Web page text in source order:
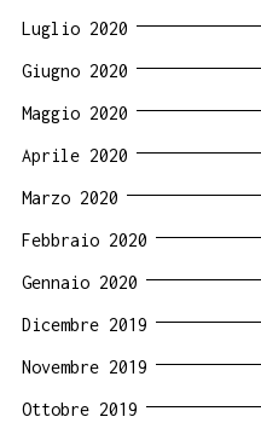
Luglio 2020
Giugno 2020
Maggio 2020
Aprile 2020
Marzo 2020
Febbraio 2020
Gennaio 2020
Dicembre 2019
Novembre 2019
Ottobre 2019